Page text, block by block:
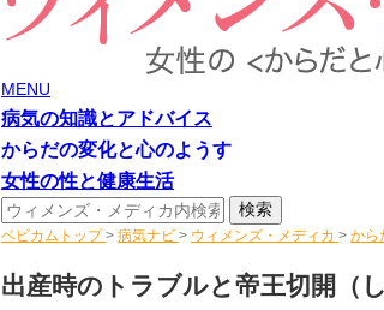
MENU
病気の知識とアドバイス
からだの変化と心のようす
女性の性と健康生活
ベビカムトップ > 病気ナビ > ウィメンズ・メディカ > から
出産時のトラブルと帝王切開
（